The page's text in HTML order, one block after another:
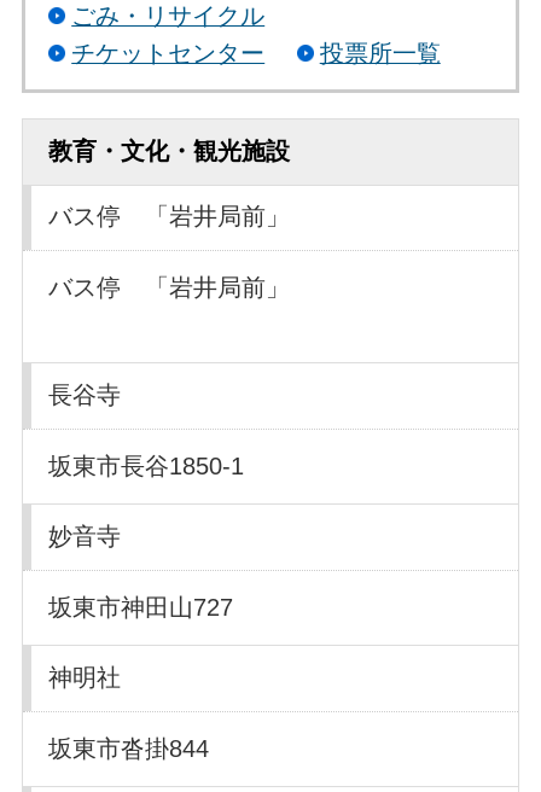
ごみ・リサイクル
チケットセンター
投票所一覧
教育・文化・観光施設
バス停 「岩井局前」
バス停 「岩井局前」
長谷寺
坂東市長谷1850-1
妙音寺
坂東市神田山727
神明社
坂東市沓掛844